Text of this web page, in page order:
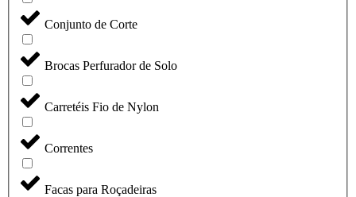
Conjunto de Corte
Brocas Perfurador de Solo
Carretéis Fio de Nylon
Correntes
Facas para Roçadeiras